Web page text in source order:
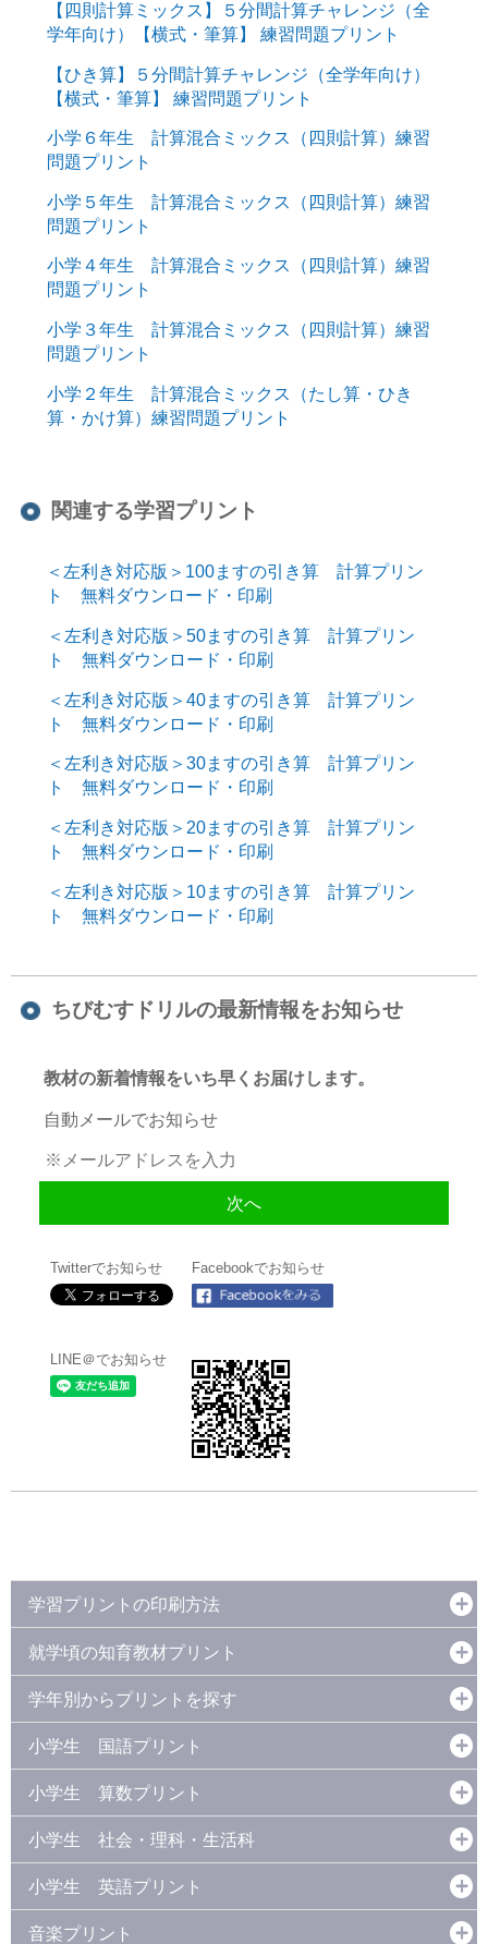
【四則計算ミックス】５分間計算チャレンジ（全
学年向け）【横式・筆算】 練習問題プリント
【ひき算】５分間計算チャレンジ（全学年向け）
【横式・筆算】 練習問題プリント
小学６年生 計算混合ミックス（四則計算）練習
問題プリント
小学５年生 計算混合ミックス（四則計算）練習
問題プリント
小学４年生 計算混合ミックス（四則計算）練習
問題プリント
小学３年生 計算混合ミックス（四則計算）練習
問題プリント
小学２年生 計算混合ミックス（たし算・ひき
算・かけ算）練習問題プリント
関連する学習プリント
＜左利き対応版＞100ますの引き算 計算プリン
ト 無料ダウンロード・印刷
＜左利き対応版＞50ますの引き算 計算プリン
ト 無料ダウンロード・印刷
＜左利き対応版＞40ますの引き算 計算プリン
ト 無料ダウンロード・印刷
＜左利き対応版＞30ますの引き算 計算プリン
ト 無料ダウンロード・印刷
＜左利き対応版＞20ますの引き算 計算プリン
ト 無料ダウンロード・印刷
＜左利き対応版＞10ますの引き算 計算プリン
ト 無料ダウンロード・印刷
ちびむすドリルの最新情報をお知らせ
教材の新着情報をいち早くお届けします。
自動メールでお知らせ
Twitterでお知らせ Facebookでお知らせ
LINE＠でお知らせ
学習プリントの印刷方法
就学頃の知育教材プリント
学年別からプリントを探す
小学生 国語プリント
小学生 算数プリント
小学生 社会・理科・生活科
小学生 英語プリント
音楽プリント